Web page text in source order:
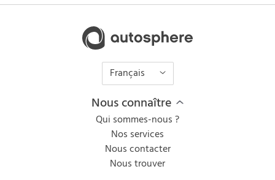
Français
Nous connaître
Qui sommes-nous ?
Nos services
Nous contacter
Nous trouver